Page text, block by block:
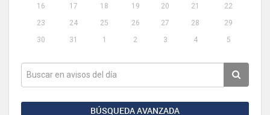
16
17 18 19 20 21
22
23
24 25 26 27 28
29
30
31 1 2 3 4 5
BÚSQUEDA AVANZADA